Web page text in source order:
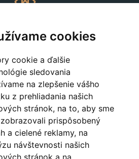
cookies
cookie a ďalšie
sledovania
na zlepšenie vášho
z prehliadania našich
stránok, na to, aby sme
prispôsobený
a cielené reklamy, na
návštevnosti našich
stránok a na
311 604 182
zaoberajúca sa dovozom a
dizajnového aj štýlového